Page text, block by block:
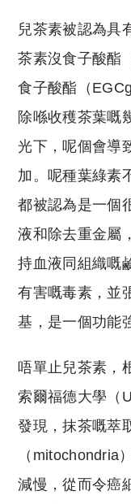
兒茶素被認為具
茶素沒食子酸酯
食子酸酯（
除喺收穫茶葉嘅
光下，呢個會導
加。呢種葉綠素
都被認為是一個
液和除去重金屬
持血液同組織嘅
有害嘅毒素，並
基，是一個功能
唔單止兒茶素，
索爾福德大學（
發現，抹茶嘅萃
（mitochondria
減慢，從而令癌